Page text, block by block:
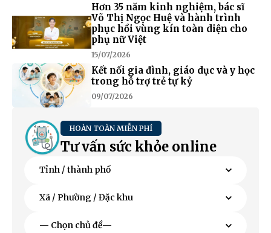
Hơn 35 năm kinh nghiệm, bác sĩ
Võ Thị Ngọc Huệ và hành trình
phục hồi vùng kín toàn diện cho
phụ nữ Việt
15/07/2026
Kết nối gia đình, giáo dục và y học
trong hỗ trợ trẻ tự kỷ
09/07/2026
HOÀN TOÀN MIỄN PHÍ
Tư vấn sức khỏe online